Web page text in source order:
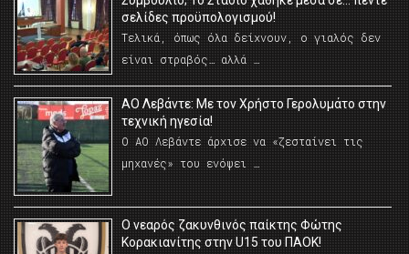
σελίδες προϋπολογισμού!
Τελικά, όπως όλα δείχνουν, ο γιαλός δεν
είναι στραβός… αλλά …
ΑΟ Λεβάντε: Με τον Χρήστο Γερολυμάτο στην
τεχνική ηγεσία!
Ο ΑΟ Λεβάντε άρχισε να «ζεσταίνει τις
μηχανές» του ενόψει …
O νεαρός ζακυνθινός παίκτης Φώτης
Κορακιανίτης στην U15 του ΠΑΟΚ!